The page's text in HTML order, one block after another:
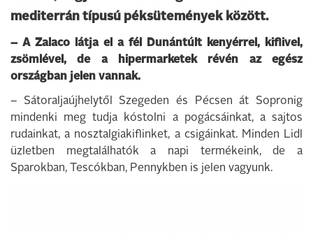
mediterrán típusú péksütemények között.
– A Zalaco látja el a fél Dunántúlt kenyérrel, kiflivel,
zsömlével, de a hipermarketek révén az egész
országban jelen vannak.
– Sátoraljaújhelytől Szegeden és Pécsen át Sopronig
mindenki meg tudja kóstolni a pogácsáinkat, a sajtos
rudainkat, a nosztalgiakiflinket, a csigáinkat. Minden Lidl
üzletben megtalálhatók a napi termékeink, de a
Sparokban, Tescókban, Pennykben is jelen vagyunk.